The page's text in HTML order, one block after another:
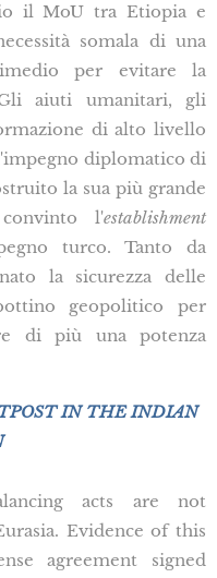
il MoU tra Etiopia e
somala di una
per evitare la
aiuti umanitari, gli
di alto livello
diplomatico di
la sua più grande
convinto l'establishment
turco. Tanto da
la sicurezza delle
geopolitico per
di più una potenza
IN THE INDIAN
acts are not
Evidence of this
agreement signed